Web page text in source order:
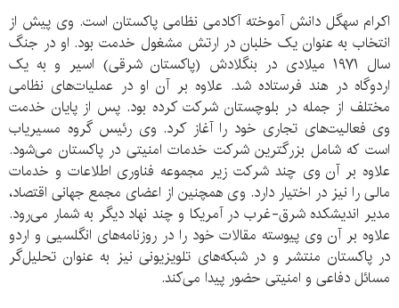
اکرام سهگل دانش آموخته آکادمی نظامی پاکستان است. وی پیش از
انتخاب به عنوان یک خلبان در ارتش مشغول خدمت بود. او در جنگ
سال ۱۹۷۱ میلادی در بنگلادش (پاکستان شرقی) اسیر و به یک
اردوگاه در هند فرستاده شد. علاوه بر آن او در عملیات‌های نظامی
مختلف از جمله در بلوچستان شرکت کرده بود. پس از پایان خدمت
وی فعالیت‌های تجاری خود را آغاز کرد. وی رئیس گروه مسیریاب
است که شامل بزرگترین شرکت خدمات امنیتی در پاکستان می‌شود.
علاوه بر آن وی چند شرکت زیر مجموعه فناوری اطلاعات و خدمات
مالی را نیز در اختیار دارد. وی همچنین از اعضای مجمع جهانی اقتصاد،
مدیر اندیشکده شرق-غرب در آمریکا و چند نهاد دیگر به شمار می‌رود.
علاوه بر آن وی پیوسته مقالات خود را در روزنامه‌های انگلسیی و اردو
در پاکستان منتشر و در شبکه‌های تلویزیونی نیز به عنوان تحلیل‌گر
مسائل دفاعی و امنیتی حضور پیدا می‌کند.